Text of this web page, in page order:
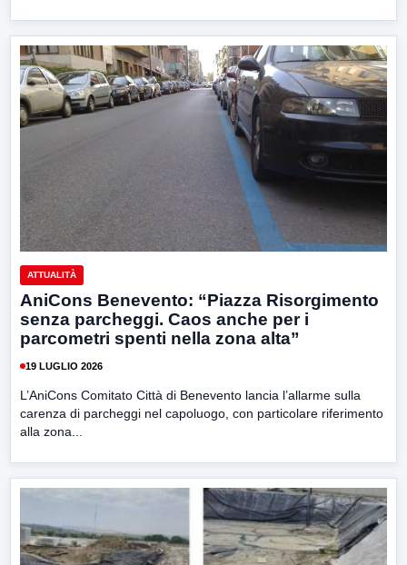
ATTUALITÀ
AniCons Benevento: “Piazza Risorgimento
senza parcheggi. Caos anche per i
parcometri spenti nella zona alta”
19 LUGLIO 2026
L’AniCons Comitato Città di Benevento lancia l’allarme sulla
carenza di parcheggi nel capoluogo, con particolare riferimento
alla zona...